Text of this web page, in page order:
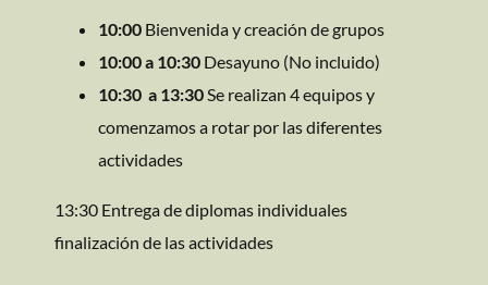
10:00Bienvenida y creación de grupos
10:00 a 10:30Desayuno (No incluido)
10:30 a 13:30Se realizan 4 equipos y
comenzamos a rotar por las diferentes
actividades
13:30 Entrega de diplomas individuales
finalización de las actividades